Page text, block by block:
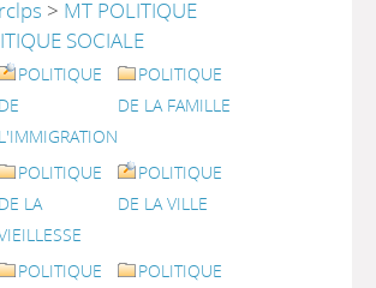
> MT POLITIQUE
SOCIALE
POLITIQUE
L'IMMIGRATION
POLITIQUE
DE LA FAMILLE
POLITIQUE
DE LA
POLITIQUE
DE LA VILLE
POLITIQUE
POLITIQUE